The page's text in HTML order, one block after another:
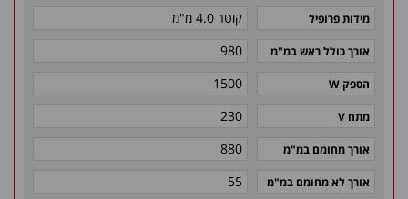
מידות פרופיל קוטר 4.0 מ"מ
אורך כולל ראש במ"מ 980
הספק W 1500
מתח V 230
אורך מחומם במ"מ 880
אורך לא מחומם במ"מ 55